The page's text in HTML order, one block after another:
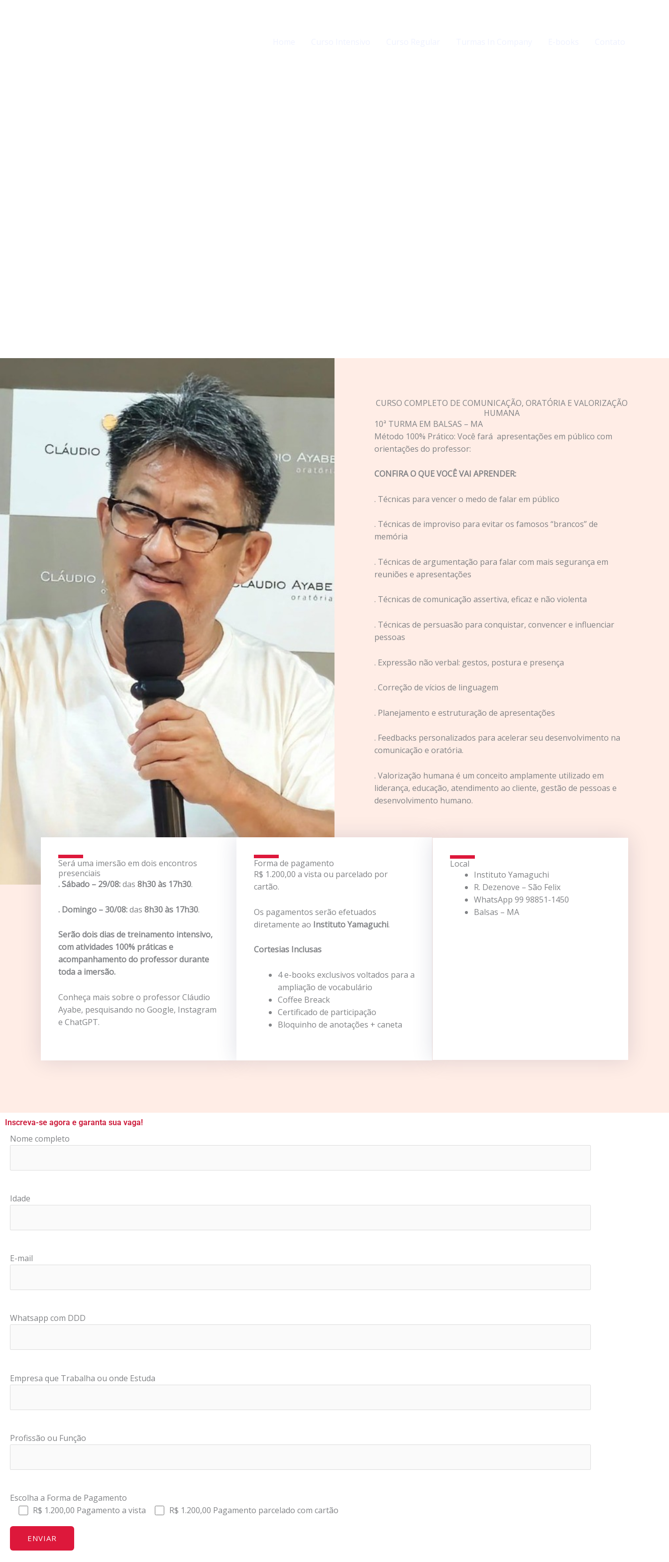
CURSO COMPLETO DE COMUNICAÇÃO, ORATÓRIA E VALORIZAÇÃO
HUMANA
10ª TURMA EM BALSAS – MA
Método 100% Prático: Você fará apresentações em público com
orientações do professor:
CONFIRA O QUE VOCÊ VAI APRENDER:
. Técnicas para vencer o medo de falar em público
. Técnicas de improviso para evitar os famosos “brancos” de
memória
. Técnicas de argumentação para falar com mais segurança em
reuniões e apresentações
. Técnicas de comunicação assertiva, eficaz e não violenta
. Técnicas de persuasão para conquistar, convencer e influenciar
pessoas
. Expressão não verbal: gestos, postura e presença
. Correção de vícios de linguagem
. Planejamento e estruturação de apresentações
. Feedbacks personalizados para acelerar seu desenvolvimento na
comunicação e oratória.
. Valorização humana é um conceito amplamente utilizado em
liderança, educação, atendimento ao cliente, gestão de pessoas e
desenvolvimento humano.
Será uma imersão em dois encontros
presenciais
. Sábado – 29/08:das 8h30 às 17h30.
. Domingo – 30/08:das 8h30 às 17h30.
Serão dois dias de treinamento intensivo,
com atividades 100% práticas e
acompanhamento do professor durante
toda a imersão.
Conheça mais sobre o professor Cláudio
Ayabe, pesquisando no Google, Instagram
e ChatGPT.
Forma de pagamento
R$ 1.200,00 a vista ou parcelado por
cartão.
Os pagamentos serão efetuados
diretamente ao Instituto Yamaguchi.
Cortesias Inclusas
4 e-books exclusivos voltados para a
ampliação de vocabulário
Coffee Breack
Certificado de participação
Bloquinho de anotações + caneta
Local
Instituto Yamaguchi
R. Dezenove – São Felix
WhatsApp 99 98851-1450
Balsas – MA
Inscreva-se agora e garanta sua vaga!
Nome completo
Idade
E-mail
Whatsapp com DDD
Empresa que Trabalha ou onde Estuda
Profissão ou Função
Escolha a Forma de Pagamento
R$ 1.200,00 Pagamento a vista
R$ 1.200,00 Pagamento parcelado com cartão